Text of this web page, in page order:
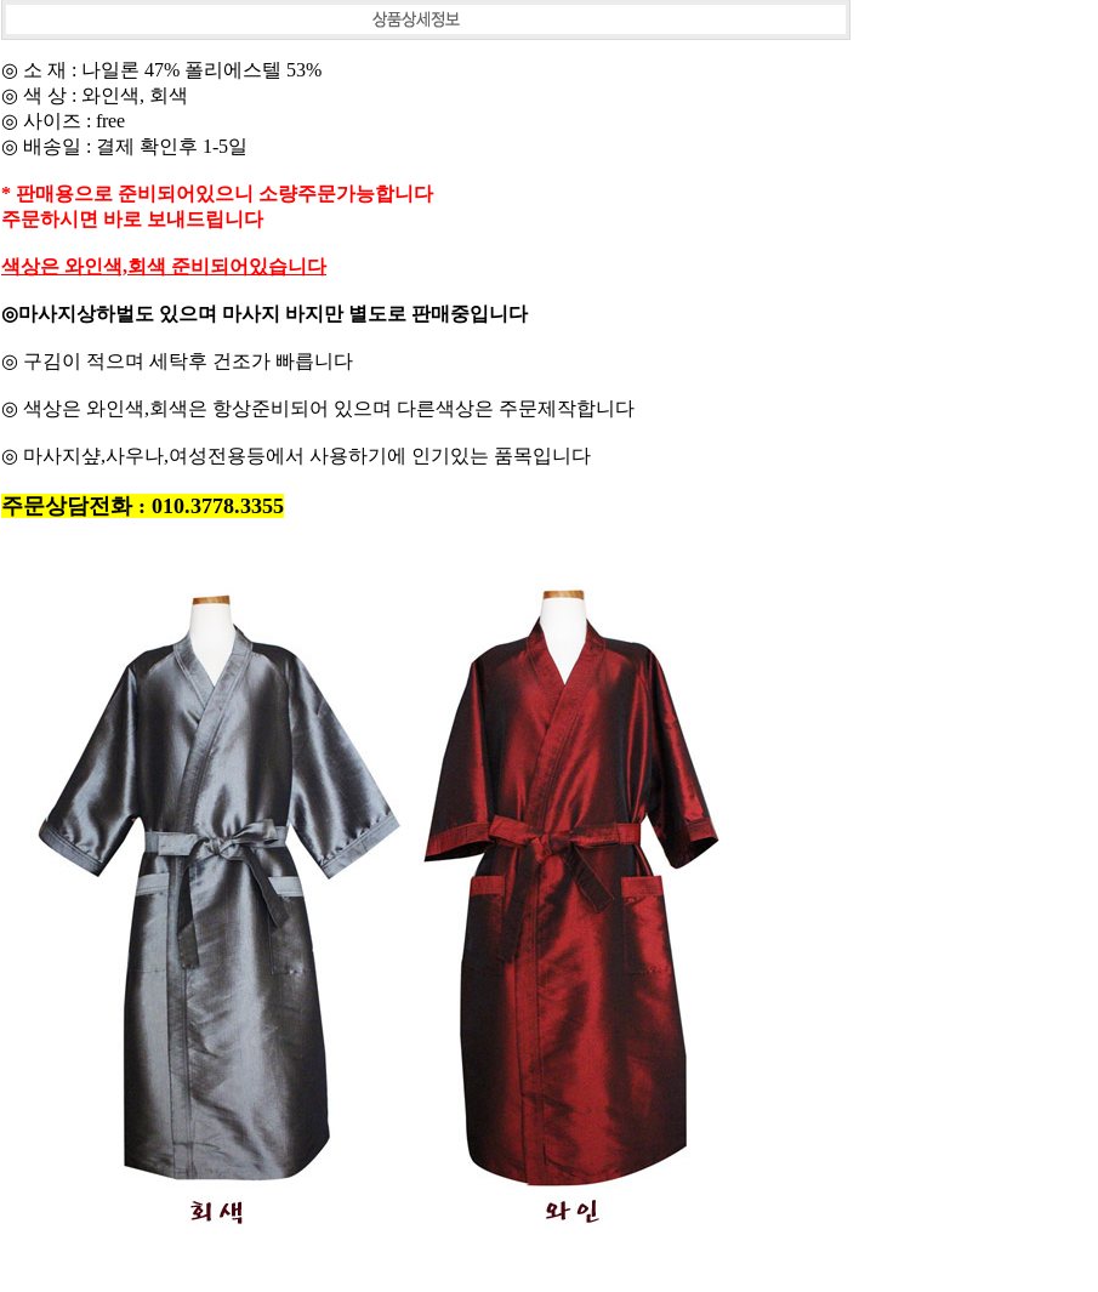
◎ 소 재 : 나일론 47% 폴리에스텔 53%
◎ 색 상 : 와인색, 회색
◎ 사이즈 : free
◎ 배송일 : 결제 확인후 1-5일
* 판매용으로 준비되어있으니 소량주문가능합니다
주문하시면 바로 보내드립니다
색상은 와인색,회색 준비되어있습니다
◎마사지상하벌도 있으며 마사지 바지만 별도로 판매중입니다
◎ 구김이 적으며 세탁후 건조가 빠릅니다
◎ 색상은 와인색,회색은 항상준비되어 있으며 다른색상은 주문제작합니다
◎ 마사지샾,사우나,여성전용등에서 사용하기에 인기있는 품목입니다
주문상담전화 : 010.3778.3355